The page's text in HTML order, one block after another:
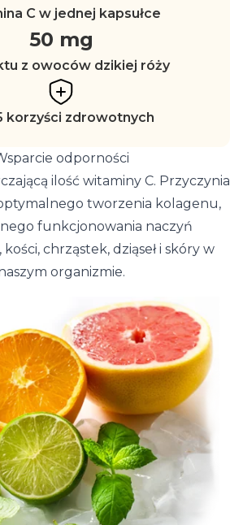
C w jednej kapsułce
50 mg
z owoców dzikiej róży
korzyści zdrowotnych
odporności
ilość witaminy C. Przyczynia
tworzenia kolagenu,
funkcjonowania naczyń
chrząstek, dziąseł i skóry w
organizmie.